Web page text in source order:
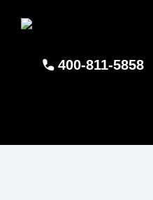
400-811-5858